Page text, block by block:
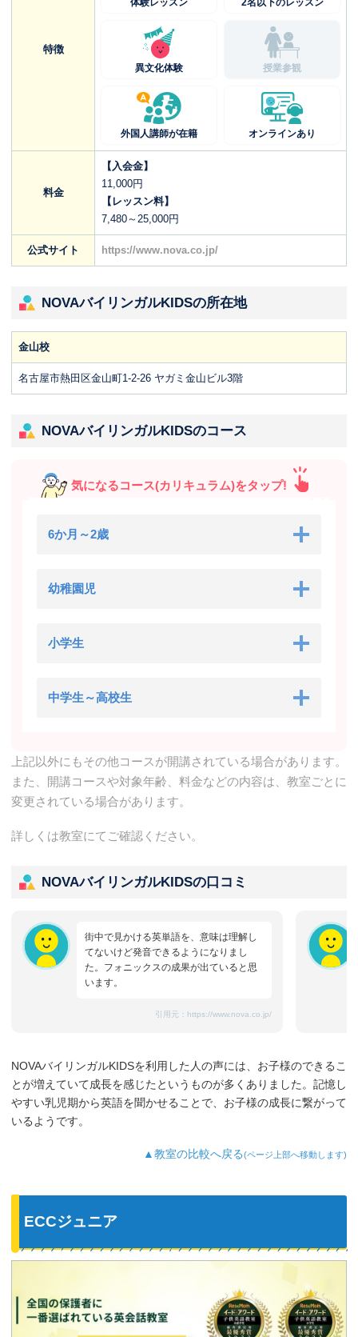
特徴
体験レッスン 2名以下のレッスン
異文化体験 授業参観
外国人講師が在籍 オンラインあり
料金
【入会金】
11,000円
【レッスン料】
7,480～25,000円
公式サイト https://www.nova.co.jp/
NOVAバイリンガルKIDSの所在地
金山校
名古屋市熱田区金山町1-2-26 ヤガミ金山ビル3階
NOVAバイリンガルKIDSのコース
気になるコース(カリキュラム)をタップ!
6か月～2歳
幼稚園児
小学生
中学生～高校生
上記以外にもその他コースが開講されている場合があります。
また、開講コースや対象年齢、料金などの内容は、教室ごとに
変更されている場合があります。
詳しくは教室にてご確認ください。
NOVAバイリンガルKIDSの口コミ
街中で見かける英単語を、意味は理解し
てないけど発音できるようになりまし
た。フォニックスの成果が出ていると思
います。
引用元： https://www.nova.co.jp/
NOVAバイリンガルKIDSを利用した人の声には、お子様のできるこ
とが増えていて成長を感じたというものが多くありました。記憶し
やすい乳児期から英語を聞かせることで、お子様の成長に繋がって
いるようです。
▲教室の比較へ戻る(ページ上部へ移動します)
ECCジュニア